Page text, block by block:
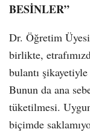
BESİNLER”
Dr. Öğretim
birlikte,
bulantı şikayetiyle
Bunun da ana
tüketilmesi.
biçimde